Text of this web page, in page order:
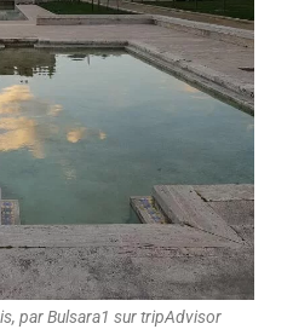
par Bulsara1 sur tripAdvisor